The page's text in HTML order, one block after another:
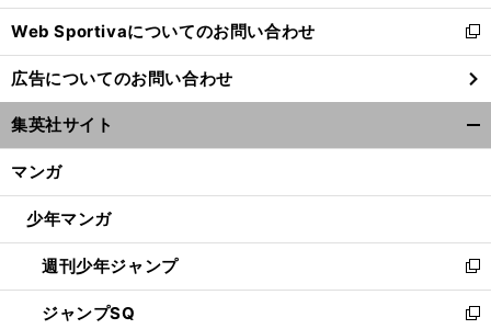
開
く
Web Sportivaについてのお問い合わせ
新
し
い
ウ
ィ
ン
ウ
開
く
広告についてのお問い合わせ
集英社サイト
マンガ
少年マンガ
週刊少年ジャンプ
新
し
い
ジャンプSQ
新